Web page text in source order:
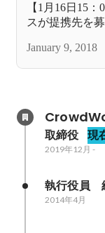
【1月16日15
スが提携先を
January 9, 2018
取締役 現
2019年12月 -
執行役員
2014年4月